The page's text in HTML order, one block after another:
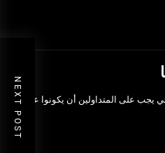
NEXT POST
يجب على المتداولين أن يكونوا على